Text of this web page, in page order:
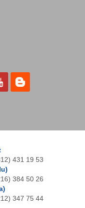
431 19 53
384 50 26
347 75 44